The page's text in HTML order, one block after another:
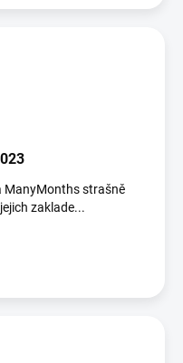
ManyMonths strašně
zaklade...